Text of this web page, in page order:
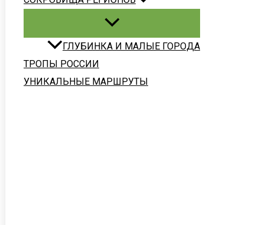
ГЛУБИНКА И МАЛЫЕ ГОРОДА
ТРОПЫ РОССИИ
УНИКАЛЬНЫЕ МАРШРУТЫ